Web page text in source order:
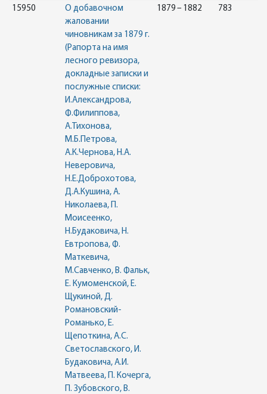
15950
О добавочном
жаловании
чиновникам за 1879 г.
(Рапорта на имя
лесного ревизора,
докладные записки и
послужные списки:
И.Александрова,
Ф.Филиппова,
А.Тихонова,
М.Б.Петрова,
А.К.Чернова, Н.А.
Неверовича,
Н.Е.Доброхотова,
Д.А.Кушина, А.
Николаева, П.
Моисеенко,
Н.Будаковича, Н.
Евтропова, Ф.
Маткевича,
М.Савченко, В. Фальк,
Е. Кумоменской, Е.
Щукиной, Д.
Романовский-
Романько, Е.
Щепоткина, А.С.
Светославского, И.
Будаковича, А.И.
Матвеева, П. Кочерга,
П. Зубовского, В.
1879 – 1882 783